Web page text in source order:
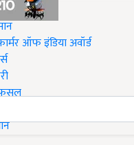
ऑफ इंडिया अवॉर्ड